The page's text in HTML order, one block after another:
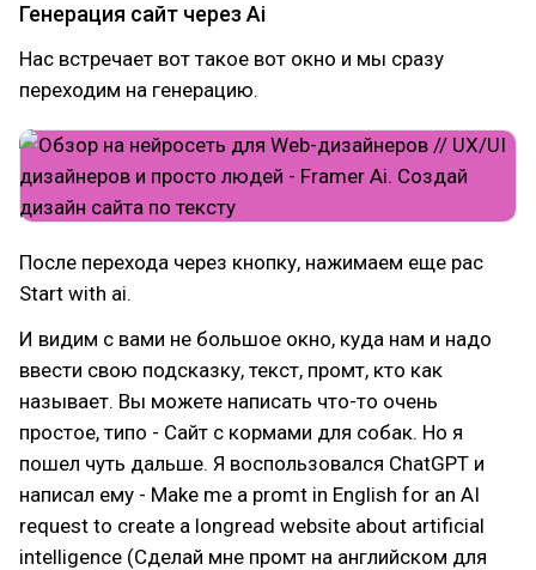
Генерация сайт через Ai
Нас встречает вот такое вот окно и мы сразу
переходим на генерацию.
После перехода через кнопку, нажимаем еще рас
Start with ai.
И видим с вами не большое окно, куда нам и надо
ввести свою подсказку, текст, промт, кто как
называет. Вы можете написать что-то очень
простое, типо - Сайт с кормами для собак. Но я
пошел чуть дальше. Я воспользовался ChatGPT и
написал ему - Make me a promt in English for an AI
request to create a longread website about artificial
intelligence (Сделай мне промт на английском для